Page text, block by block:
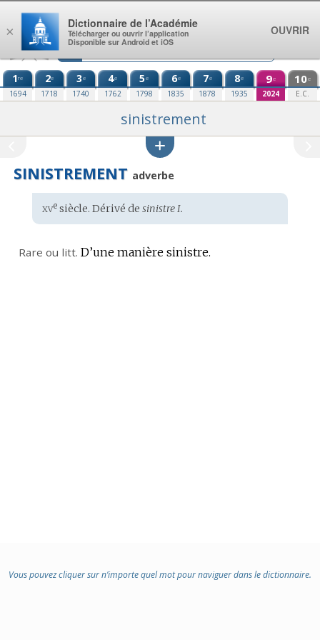
Aller au contenu
1re
1694
2e
1718
3e
1740
4e
1762
5e
1798
6e
1835
7e
1878
8e
1935
9e
2024
10e
E.C.
sinistrement
SINISTREMENT adverbe
Étymologie
:
xvesiècle. Dérivé de sinistre I.
Rare ou litt. D’une manière sinistre.
Vous pouvez cliquer sur n’importe quel mot pour naviguer dans le dictionnaire.
×
Dictionnaire de l’Académie
Télécharger ou ouvrir l’application
Disponible sur Android et iOS
OUVRIR